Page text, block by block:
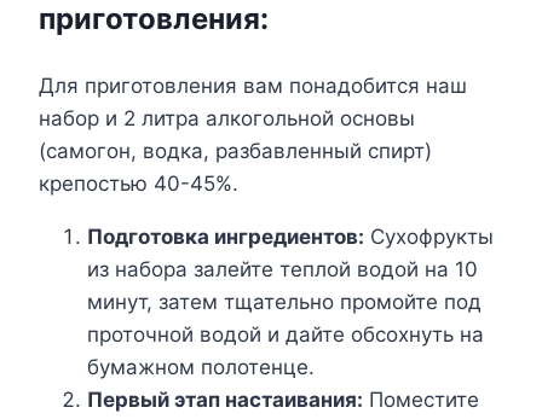
приготовления:
Для приготовления вам понадобится наш
набор и 2 литра алкогольной основы
(самогон, водка, разбавленный спирт)
крепостью 40-45%.
Подготовка ингредиентов: Сухофрукты
из набора залейте теплой водой на 10
минут, затем тщательно промойте под
проточной водой и дайте обсохнуть на
бумажном полотенце.
Первый этап настаивания: Поместите